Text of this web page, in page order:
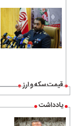
قیمت سکه و ارز
یادداشت